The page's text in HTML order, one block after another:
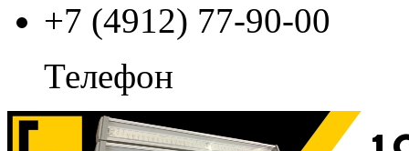
+7 (4912) 77-90-00
Телефон